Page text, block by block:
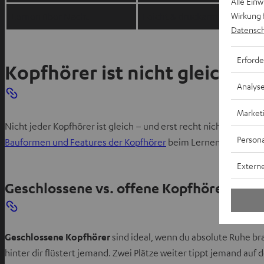
Leicht & druckarm (In-Ear /
Kopfhörer ist nicht gleich
Nicht jeder Kopfhörer ist gleich – und erst recht nicht gleich
Bauformen und Features der Kopfhörer beim Lernen wirklich
Geschlossene vs. offene
Geschlossene Kopfhörer sind ideal, wenn du absolute Ruhe
hinter dir flüstert jemand. Zwei Plätze weiter tippt jemand auf
Wirkung
Analyse